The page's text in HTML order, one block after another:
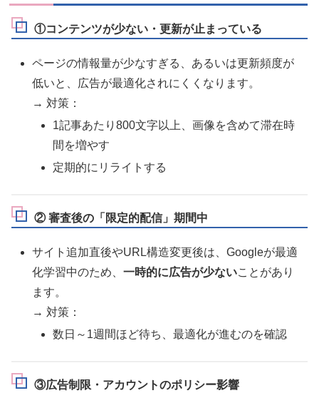
①コンテンツが少ない・更新が止まっている
ページの情報量が少なすぎる、あるいは更新頻度が
低いと、広告が最適化されにくくなります。
→ 対策：
1記事あたり800文字以上、画像を含めて滞在時
間を増やす
定期的にリライトする
② 審査後の「限定的配信」期間中
サイト追加直後やURL構造変更後は、Googleが最適
化学習中のため、一時的に広告が少ないことがあり
ます。
→ 対策：
数日～1週間ほど待ち、最適化が進むのを確認
③広告制限・アカウントのポリシー影響